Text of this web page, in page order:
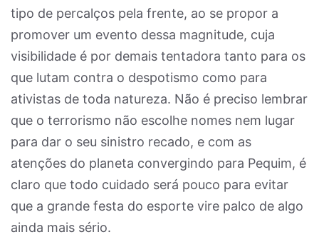
tipo de percalços pela frente, ao se propor a
promover um evento dessa magnitude, cuja
visibilidade é por demais tentadora tanto para os
que lutam contra o despotismo como para
ativistas de toda natureza. Não é preciso lembrar
que o terrorismo não escolhe nomes nem lugar
para dar o seu sinistro recado, e com as
atenções do planeta convergindo para Pequim, é
claro que todo cuidado será pouco para evitar
que a grande festa do esporte vire palco de algo
ainda mais sério.